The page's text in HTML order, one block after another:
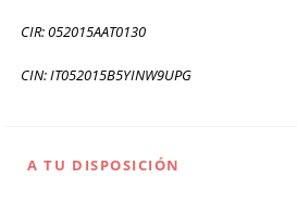
CIR: 052015AAT0130
CIN: IT052015B5YINW9UPG
A TU DISPOSICIÓN